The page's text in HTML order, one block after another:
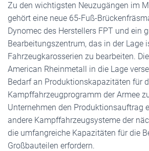
Zu den wichtigsten Neuzugängen im
gehört eine neue 65-Fuß-
Dynomec des Herstellers FPT und ein
Bearbeitungszentrum, das in der Lage
Fahrzeugkarosserien zu bearbeiten.
American Rheinmetall in die Lage
Bedarf an Produktionskapazitäten für
Kampffahrzeugprogramm der Armee
Unternehmen den Produktionsauftrag
andere Kampffahrzeugsysteme der
die umfangreiche Kapazitäten für die
Großbauteilen erfordern.